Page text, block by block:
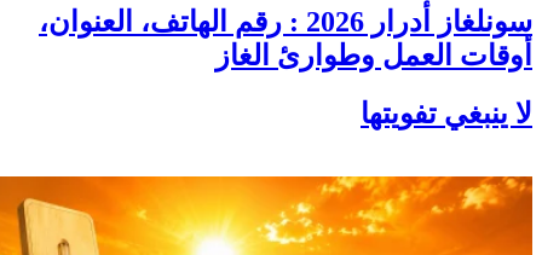
سونلغاز أدرار 2026 : رقم الهاتف، العنوان،